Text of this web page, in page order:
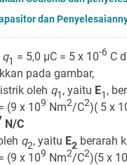
dan
q1 = 5,0 μC = 5 x 10-6 C
pada gambar,
oleh q1 , yaitu E1 ,
(9 x 109 Nm2/C2)( 5 x
N/C
q2, yaitu E2 berarah
(9 x 109 Nm2/C2)(5 x 10